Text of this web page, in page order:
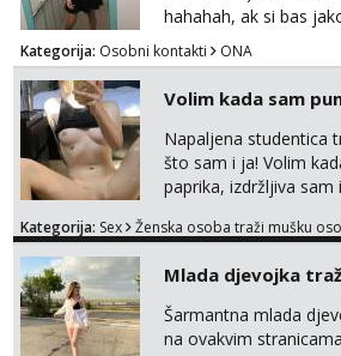
paro...
hahahah, ak si bas
razmislit za dalje
tamo, cekam te!
Kategorija: Osobni kontakti ONA
Volim kada sam
Napaljena studentica
što sam i ja! Volim
paprika, izdržljiva
bilo kad i bilo gdje
tamo, cekam te!
Kategorija: Sex Ženska osoba traži mušku
Mlada djevojka
Šarmantna mlada
na ovakvim